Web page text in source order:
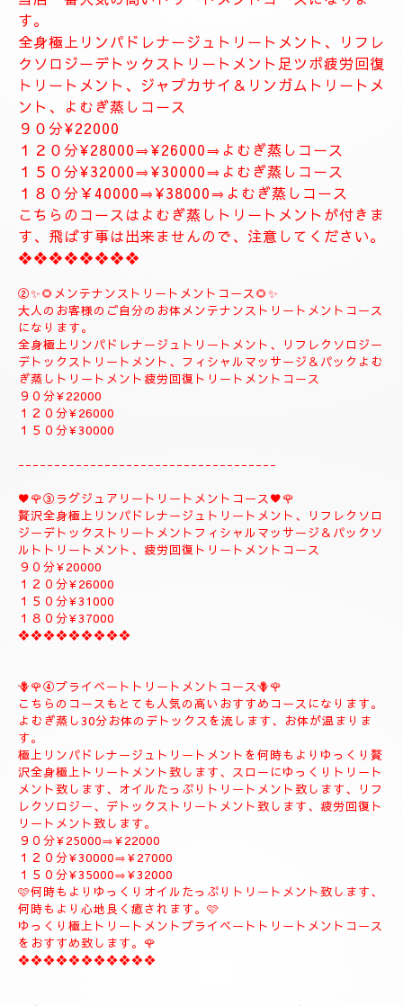
お体が軽くなり、とても癒されます。
精神的にお疲れの方におすすめ致します。
１２０分⇒¥30000⇒¥27000
１５０分⇒¥35000⇒¥33000
❖❖❖❖❖❖❖
❖❖❖❖❖❖❖❖❖❖❖❖
✨８月のおすすめコース✨
🌺🌻①ジャプカサイ＆リンガムトリートメントコース
🌻🌺
当店一番人気の高いトリートメントコースになりま
す。
全身極上リンパドレナージュトリートメント、リフレ
クソロジーデトックストリートメント足ツボ疲労回復
トリートメント、ジャプカサイ＆リンガムトリートメ
ント、よむぎ蒸しコース
９０分¥22000
１２０分¥28000⇒¥26000⇒よむぎ蒸しコース
１５０分¥32000⇒¥30000⇒よむぎ蒸しコース
１８０分￥40000⇒¥38000⇒よむぎ蒸しコース
❖❖❖❖❖❖❖❖
②✨🌻メンテナンストリートメントコース🌻✨
大人のお客様のご自分のお体メンテナンストリートメントコース
になります。
全身極上リンパドレナージュトリートメント、リフレクソロジー
デトックストリートメント、フィシャルマッサージ＆パックよむ
ぎ蒸しトリートメント疲労回復トリートメントコース
９０分¥22000
------------------------------------
♥️🌹③ラグジュアリートリートメントコース♥️🌹
贅沢全身極上リンパドレナージュトリートメント、リフレクソロ
ジーデトックストリートメントフィシャルマッサージ＆パックソ
ルトトリートメント、疲労回復トリートメントコース
９０分¥20000
１２０分¥26000
１５０分¥31000
１８０分¥37000
❖❖❖❖❖❖❖❖❖
🪻🌹④プライベートトリートメントコース🪻🌹
こちらのコースもとても人気の高いおすすめコースになります。
よむぎ蒸し30分お体のデトックスを流します、お体が温まりま